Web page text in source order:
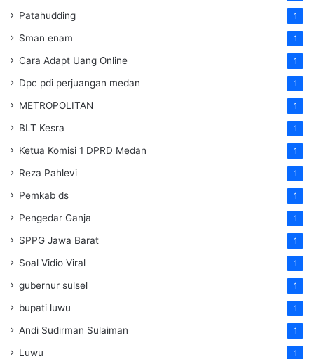
Patahudding 1
Sman enam 1
Cara Adapt Uang Online 1
Dpc pdi perjuangan medan 1
METROPOLITAN 1
BLT Kesra 1
Ketua Komisi 1 DPRD Medan 1
Reza Pahlevi 1
Pemkab ds 1
Pengedar Ganja 1
SPPG Jawa Barat 1
Soal Vidio Viral 1
gubernur sulsel 1
bupati luwu 1
Andi Sudirman Sulaiman 1
Luwu 1